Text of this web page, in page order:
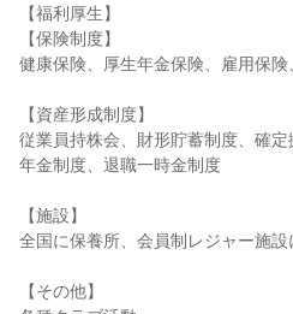
【福利厚生】
【保険制度】
健康保険、厚生年金保険、雇用保険
【資産形成制度】
従業員持株会、財形貯蓄制度、確
年金制度、退職一時金制度
【施設】
全国に保養所、会員制レジャー施設
【その他】